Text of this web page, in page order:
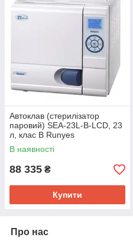
Автоклав (стерилізатор
паровий) SEA-23L-B-LCD, 23
л, клас B Runyes
В наявності
88 335 ₴
Купити
Про нас